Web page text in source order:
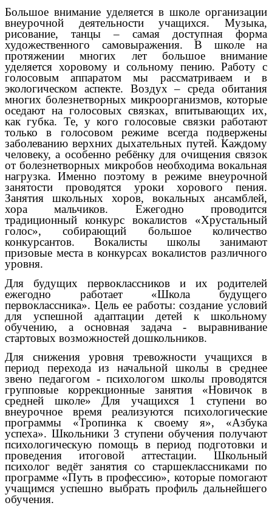
Большое внимание уделяется в школе организации
внеурочной деятельности учащихся. Музыка,
рисование, танцы – самая доступная форма
художественного самовыражения. В школе на
протяжении многих лет большое внимание
уделяется хоровому и сольному пению. Работу с
голосовым аппаратом мы рассматриваем и в
экологическом аспекте. Воздух – среда обитания
многих болезнетворных микроорганизмов, которые
оседают на голосовых связках, впитывающих их,
как губка. Те, у кого голосовые связки работают
только в голосовом режиме всегда подвержены
заболеванию верхних дыхательных путей. Каждому
человеку, а особенно ребёнку для очищения связок
от болезнетворных микробов необходима вокальная
нагрузка. Именно поэтому в режиме внеурочной
занятости проводятся уроки хорового пения.
Занятия школьных хоров, вокальных ансамблей,
хора мальчиков. Ежегодно проводится
традиционный конкурс вокалистов «Хрустальный
голос», собирающий большое количество
конкурсантов. Вокалисты школы занимают
призовые места в конкурсах вокалистов различного
уровня.
Для будущих первоклассников и их родителей
ежегодно работает «Школа будущего
первоклассника». Цель ее работы: создание условий
для успешной адаптации детей к школьному
обучению, а основная задача - выравнивание
стартовых возможностей дошкольников.
Для снижения уровня тревожности учащихся в
период перехода из начальной школы в среднее
звено педагогом - психологом школы проводятся
групповые коррекционные занятия «Новичок в
средней школе» Для учащихся 1 ступени во
внеурочное время реализуются психологические
программы «Тропинка к своему я», «Азбука
успеха». Школьники 3 ступени обучения получают
психологическую помощь в период подготовки и
проведения итоговой аттестации. Школьный
психолог ведёт занятия со старшеклассниками по
программе «Путь в профессию», которые помогают
учащимся успешно выбрать профиль дальнейшего
обучения.